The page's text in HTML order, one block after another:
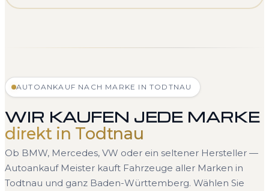
AUTOANKAUF NACH MARKE IN TODTNAU
WIR KAUFEN JEDE MARKE
direkt in Todtnau
Ob BMW, Mercedes, VW oder ein seltener Hersteller —
Autoankauf Meister kauft Fahrzeuge aller Marken in
Todtnau und ganz Baden-Württemberg. Wählen Sie